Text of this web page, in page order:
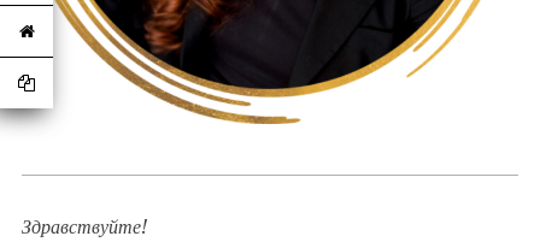
Здравствуйте!